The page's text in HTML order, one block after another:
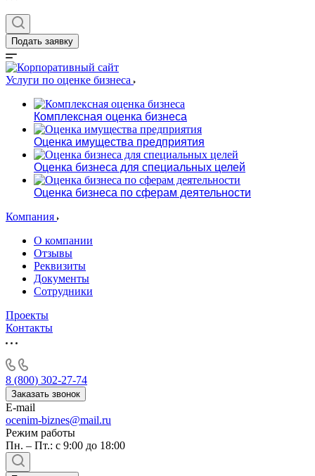
Подать заявку
Услуги по оценке бизнеса
Комплексная оценка бизнеса
Оценка имущества предприятия
Оценка бизнеса для специальных целей
Оценка бизнеса по сферам деятельности
Компания
О компании
Отзывы
Реквизиты
Документы
Сотрудники
Проекты
Контакты
8 (800) 302-27-74
Заказать звонок
E-mail
ocenim-biznes@mail.ru
Режим работы
Пн. – Пт.: с 9:00 до 18:00